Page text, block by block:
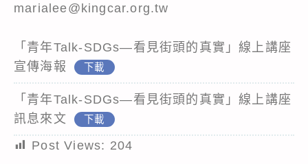
marialee@kingcar.org.tw
「青年Talk-SDGs—看見街頭的真實」線上講座
宣傳海報
下載
「青年Talk-SDGs—看見街頭的真實」線上講座
訊息來文
下載
Post Views: 204